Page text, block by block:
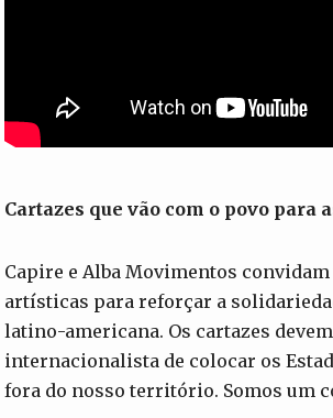
Cartazes que vão com o povo para
Capire e Alba Movimentos
artísticas para reforçar a
latino-americana. Os cartazes
internacionalista de colocar os
fora do nosso território. Somos um